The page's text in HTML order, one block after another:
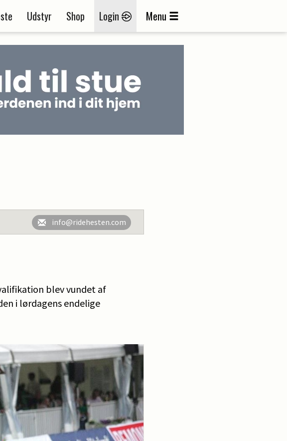
Udstyr Shop Login Menu
info@ridehesten.com
blev vundet af
i lørdagens endelige